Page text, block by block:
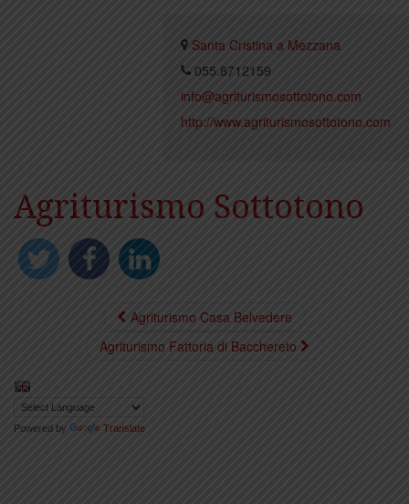
Santa Cristina a Mezzana
055.8712159
info@agriturismosottotono.com
http://www.agriturismosottotono.com
Agriturismo Sottotono
Agriturismo Casa Belvedere
Agriturismo Fattoria di Bacchereto
Powered by Translate